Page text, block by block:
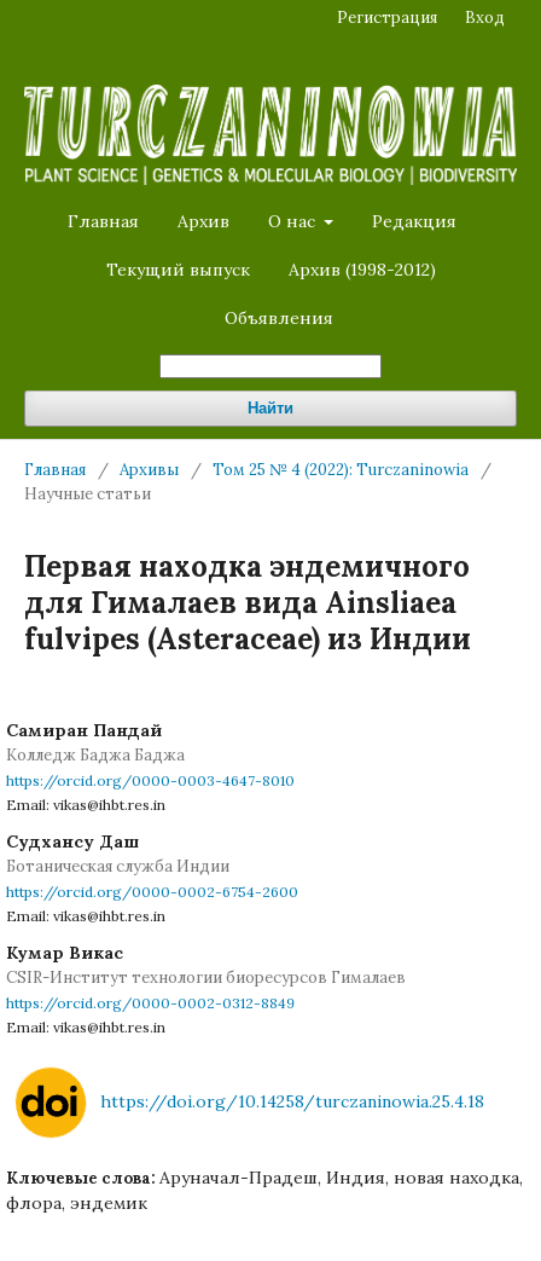
Главная Архив О нас Редакция
Текущий выпуск Архив (1998-2012)
Объявления
Найти
Регистрация Вход
Главная / Архивы / Том 25 № 4 (2022): Turczaninowia
/
Научные статьи
Первая находка эндемичного
для Гималаев вида Ainsliaea
fulvipes (Asteraceae) из Индии
Самиран Пандай
Колледж Баджа Баджа
https://orcid.org/0000-0003-4647-8010
Email: vikas@ihbt.res.in
Судхансу Даш
Ботаническая служба Индии
https://orcid.org/0000-0002-6754-2600
Email: vikas@ihbt.res.in
Кумар Викас
CSIR-Институт технологии биоресурсов Гималаев
https://orcid.org/0000-0002-0312-8849
Email: vikas@ihbt.res.in
https://doi.org/10.14258/turczaninowia.25.4.18
Ключевые слова: Аруначал-Прадеш, Индия, новая находка,
флора, эндемик